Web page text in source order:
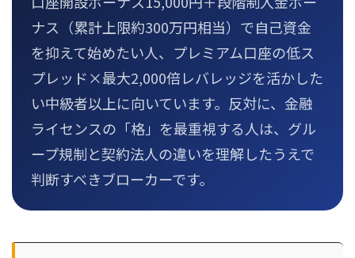
ナス（累計上限約300万円相当）で自己資金
を抑えて始めたい人、プレミアム口座の低ス
プレッド×最大2,000倍レバレッジを活かした
い中級者以上に向いています。反対に、金融
ライセンスの「格」を最重視する人は、グル
ープ規制と契約法人の違いを理解したうえで
判断すべきブローカーです。